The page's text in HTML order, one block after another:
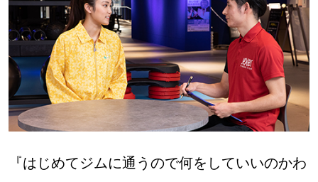
『はじめてジムに通うので何をしていいのかわ